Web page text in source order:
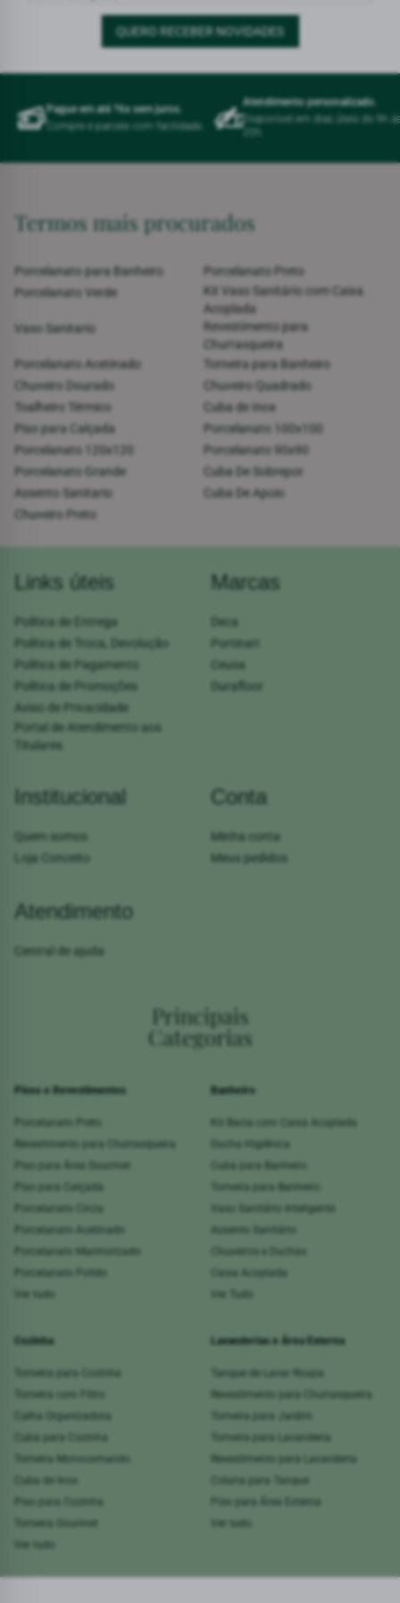
QUERO RECEBER NOVIDADES
Pague em até ?6x sem juros.
Compre e parcele com facilidade.
Atendimento personalizado.
Disponível em dias úteis ds 9h
Termos mais procurados
Porcelanato para Banheiro
Porcelanato Preto
Porcelanato Verde
Kit Vaso Sanitário com Caixa
Acoplada
Vaso Sanitario
Revestimento para
Churrasqueira
Porcelanato Acetinado
Torneira para Banheiro
Chuveiro Dourado
Chuveiro Quadrado
Toalheiro Térmico
Cuba de Inox
Piso para Calçada
Porcelanato 100x100
Porcelanato 120x120
Porcelanato 90x90
Porcelanato Grande
Cuba De Sobrepor
Assento Sanitario
Cuba De Apoio
Chuveiro Preto
Links úteis
Política de Entrega
Política de Troca, Devolução
Política de Pagamento
Política de Promoções
Aviso de Privacidade
Portal de Atendimento aos
Titulares
Marcas
Deca
Portinari
Ceusa
Durafloor
Institucional
Quem somos
Loja Conceito
Conta
Minha conta
Meus pedidos
Atendimento
Central de ajuda
Principais
Categorias
Pisos e Revestimentos
Porcelanato Preto
Revestimento para Churrasqueira
Piso para Área Gourmet
Piso para Calçada
Porcelanato Cinza
Porcelanato Acetinado
Porcelanato Marmorizado
Porcelanato Polido
Ver tudo
Banheiro
Kit Bacia com Caixa Acoplada
Ducha Higiênica
Cuba para Banheiro
Torneira para Banheiro
Vaso Sanitário Inteligente
Assento Sanitário
Chuveiros e Duchas
Caixa Acoplada
Ver Tudo
Cozinha
Torneira para Cozinha
Torneira com Filtro
Calha Organizadora
Cuba para Cozinha
Torneira Monocomando
Cuba de Inox
Piso para Cozinha
Torneira Gourmet
Ver tudo
Lavanderias e Área Externa
Tanque de Lavar Roupa
Revestimento para Churrasqueira
Torneira para Jardim
Torneira para Lavanderia
Revestimento para Lavanderia
Coluna para Tanque
Piso para Área Externa
Ver tudo